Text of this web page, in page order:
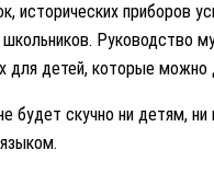
исторических приборов
Руководство
для детей, которые можно
будет скучно ни детям,